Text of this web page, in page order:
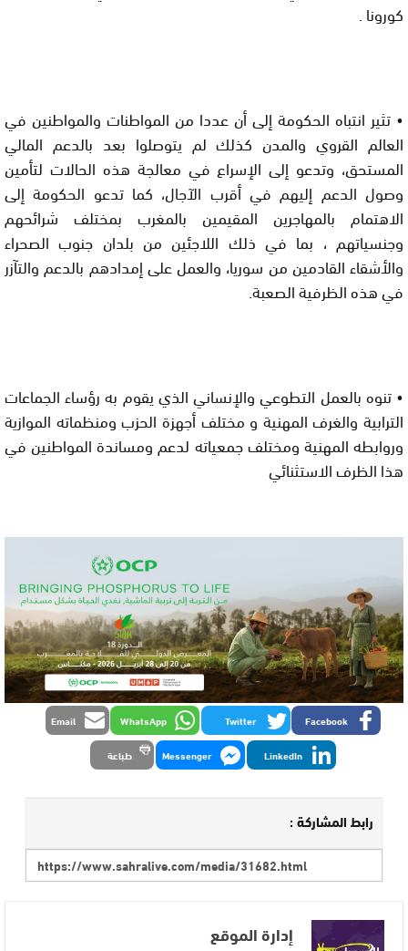
كورونا .
في هذه الظرفية الصعبة.
هذا الظرف الاستثنائي
Facebook
Twitter
WhatsApp
Email
LinkedIn
Messenger طباعة
رابط المشاركة :
إدارة الموقع